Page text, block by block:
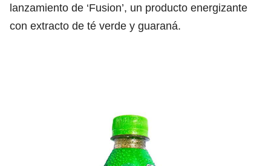
lanzamiento de ‘Fusion’, un producto energizante
con extracto de té verde y guaraná.